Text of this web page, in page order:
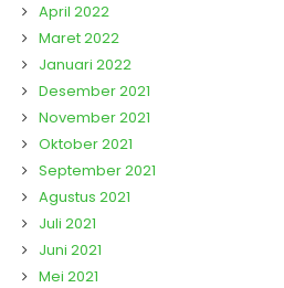
April 2022
Maret 2022
Januari 2022
Desember 2021
November 2021
Oktober 2021
September 2021
Agustus 2021
Juli 2021
Juni 2021
Mei 2021